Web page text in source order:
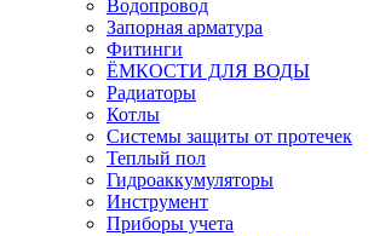
Водопровод
Запорная арматура
Фитинги
ЁМКОСТИ ДЛЯ ВОДЫ
Радиаторы
Котлы
Системы защиты от протечек
Теплый пол
Гидроаккумуляторы
Инструмент
Приборы учета